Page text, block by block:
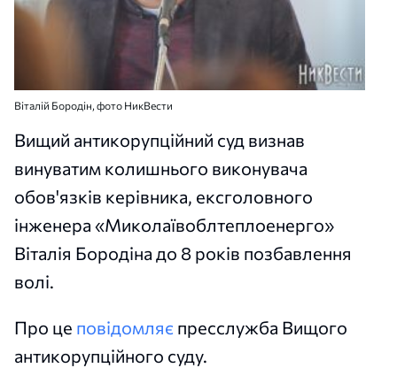
Віталій Бородін, фото НикВести
Вищий антикорупційний суд визнав
винуватим колишнього виконувача
обов'язків керівника, ексголовного
інженера «Миколаївоблтеплоенерго»
Віталія Бородіна до 8 років позбавлення
волі.
Про це повідомляє пресслужба Вищого
антикорупційного суду.